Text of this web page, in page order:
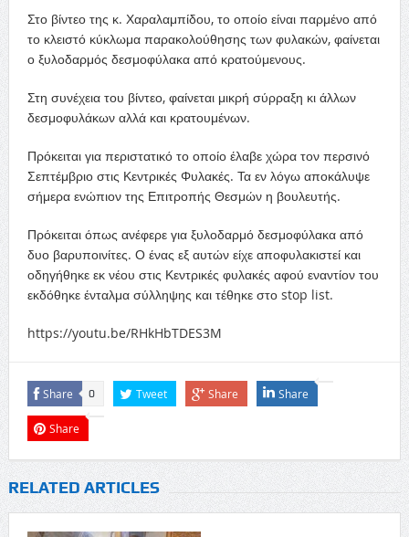
Στο βίντεο της κ. Χαραλαμπίδου, το οποίο είναι παρμένο από
το κλειστό κύκλωμα παρακολούθησης των φυλακών, φαίνεται
ο ξυλοδαρμός δεσμοφύλακα από κρατούμενους.
Στη συνέχεια του βίντεο, φαίνεται μικρή σύρραξη κι άλλων
δεσμοφυλάκων αλλά και κρατουμένων.
Πρόκειται για περιστατικό το οποίο έλαβε χώρα τον περσινό
Σεπτέμβριο στις Κεντρικές Φυλακές. Τα εν λόγω αποκάλυψε
σήμερα ενώπιον της Επιτροπής Θεσμών η βουλευτής.
Πρόκειται όπως ανέφερε για ξυλοδαρμό δεσμοφύλακα από
δυο βαρυποινίτες. Ο ένας εξ αυτών είχε αποφυλακιστεί και
οδηγήθηκε εκ νέου στις Κεντρικές φυλακές αφού εναντίον του
εκδόθηκε ένταλμα σύλληψης και τέθηκε στο stop list.
https://youtu.be/RHkHbTDES3M
Share 0 Tweet Share Share
Share
RELATED ARTICLES